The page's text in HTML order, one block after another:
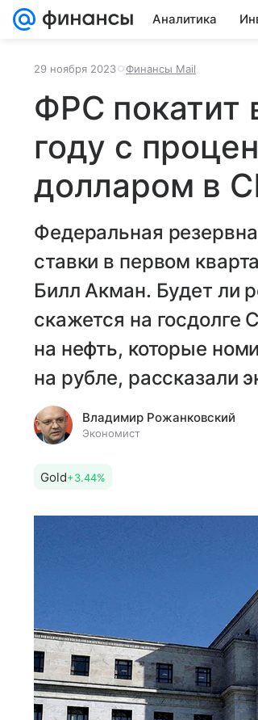
Аналитика
29 ноября 2023 Финансы Mail
ФРС покатит
году с
долларом в
Федеральная
ставки в первом
Билл Акман. Будет ли
скажется на
на нефть, которые
на рубле, рассказали
Владимир Рожанковский
Экономист
Gold+3.44%